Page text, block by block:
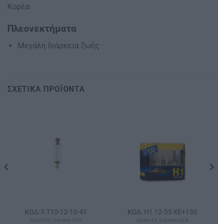
Κορέα
Πλεονεκτήματα
Μεγάλη διάρκεια ζωής
ΣΧΕΤΙΚΆ ΠΡΟΪΌΝΤΑ
ΚΩΔ: F.T10-12-10-41
ΛΆΜΠΕΣ ΟΧΗΜΆΤΩΝ
ΚΩΔ: H1 12-55 XE+130
ΛΆΜΠΕΣ ΟΧΗΜΆΤΩΝ